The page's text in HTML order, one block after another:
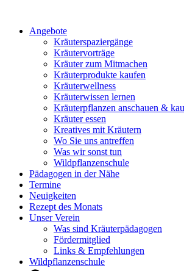
Angebote
Kräuterspaziergänge
Kräutervorträge
Kräuter zum Mitmachen
Kräuterprodukte kaufen
Kräuterwellness
Kräuterwissen lernen
Kräuterpflanzen anschauen &
Kräuter essen
Kreatives mit Kräutern
Wo Sie uns antreffen
Was wir sonst tun
Wildpflanzenschule
Pädagogen in der Nähe
Termine
Neuigkeiten
Rezept des Monats
Unser Verein
Was sind Kräuterpädagogen
Fördermitglied
Links & Empfehlungen
Wildpflanzenschule